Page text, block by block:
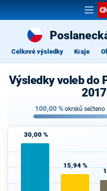
Celkové výsledky Kraje
Výsledky voleb do
100,00% okrsků sečteno
30,00 %
15,94 %